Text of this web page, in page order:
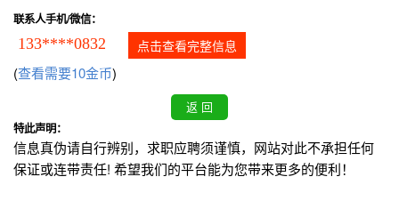
联系人手机/微信：
133****0832 点击查看完整信息
(查看需要10金币)
特此声明：
信息真伪请自行辨别，求职应聘须谨慎，网站对此不承担任何
保证或连带责任! 希望我们的平台能为您带来更多的便利！